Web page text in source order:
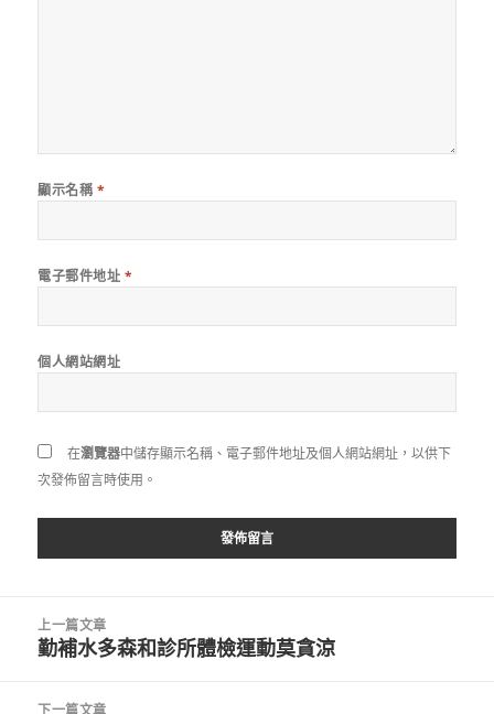
顯示名稱 *
電子郵件地址 *
個人網站網址
在瀏覽器中儲存顯示名稱、電子郵件地址及個人網站網址，以供下
次發佈留言時使用。
上一篇文章
上
篇
勤補水多森和診所體檢運動莫貪涼
下一篇文章